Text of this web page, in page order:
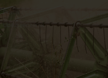
Praca
Ubezpieczenia